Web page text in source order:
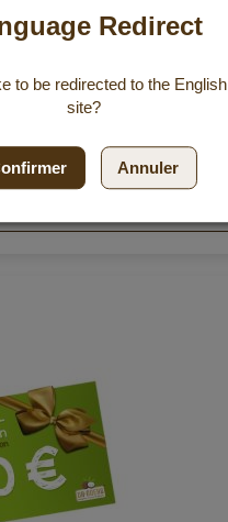
30,00 EUR
Avis
Redirect
to be redirected to the English
site?
Annuler